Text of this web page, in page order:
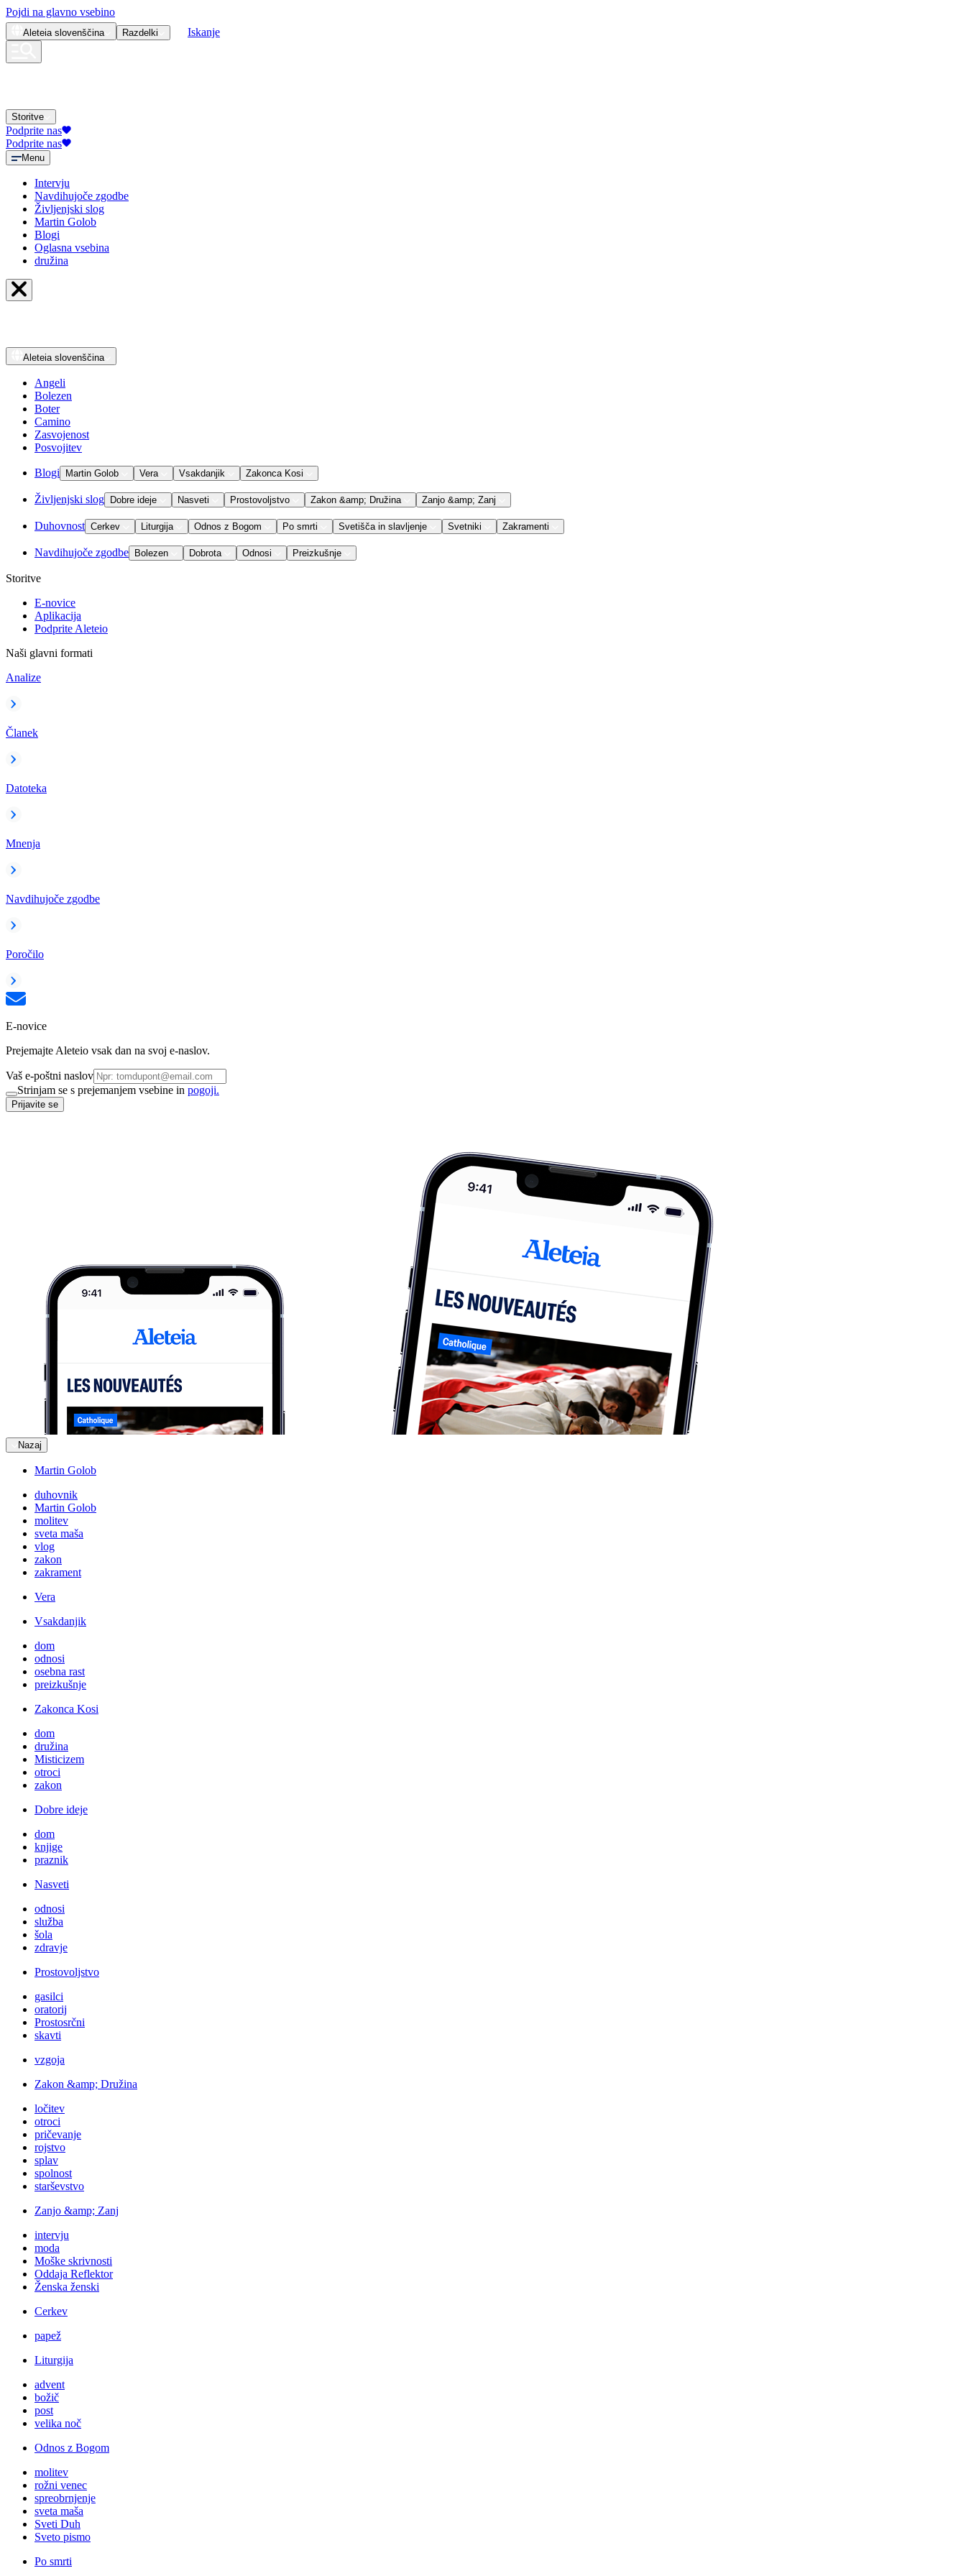
Pojdi na glavno vsebino
Aleteia slovenščina Razdelki Iskanje
Storitve
Podprite nas
Podprite nas
Menu
Intervju
Navdihujoče zgodbe
Življenjski slog
Martin Golob
Blogi
Oglasna vsebina
družina
Aleteia slovenščina
Angeli
Bolezen
Boter
Camino
Zasvojenost
Posvojitev
Blogi Martin Golob Vera Vsakdanjik Zakonca Kosi
Življenjski slog Dobre ideje Nasveti Prostovoljstvo Zakon &amp; Družina Zanjo &amp; Zanj
Duhovnost Cerkev Liturgija Odnos z Bogom Po smrti Svetišča in slavljenje Svetniki Zakramenti
Navdihujoče zgodbe Bolezen Dobrota Odnosi Preizkušnje
Storitve
E-novice
Aplikacija
Podprite Aleteio
Naši glavni formati
Analize
Članek
Datoteka
Mnenja
Navdihujoče zgodbe
Poročilo
E-novice
Prejemajte Aleteio vsak dan na svoj e-naslov.
Vaš e-poštni naslov
Strinjam se s prejemanjem vsebine in pogoji.
Prijavite se
Nazaj
Martin Golob
duhovnik
Martin Golob
molitev
sveta maša
vlog
zakon
zakrament
Vera
Vsakdanjik
dom
odnosi
osebna rast
preizkušnje
Zakonca Kosi
dom
družina
Misticizem
otroci
zakon
Dobre ideje
dom
knjige
praznik
Nasveti
odnosi
služba
šola
zdravje
Prostovoljstvo
gasilci
oratorij
Prostosrčni
skavti
vzgoja
Zakon &amp; Družina
ločitev
otroci
pričevanje
rojstvo
splav
spolnost
starševstvo
Zanjo &amp; Zanj
intervju
moda
Moške skrivnosti
Oddaja Reflektor
Ženska ženski
Cerkev
papež
Liturgija
advent
božič
post
velika noč
Odnos z Bogom
molitev
rožni venec
spreobrnjenje
sveta maša
Sveti Duh
Sveto pismo
Po smrti